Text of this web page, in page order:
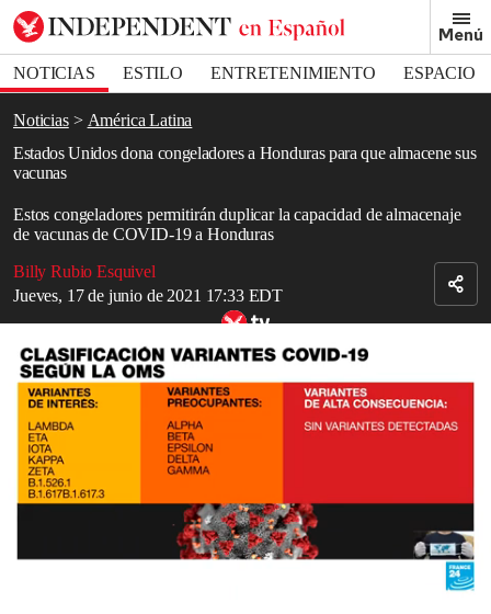
Menú
NOTICIAS ESTILO ENTRETENIMIENTO
ESPACIO
DEPORTES
Noticias
América Latina
Estados Unidos dona congeladores a Honduras para que almacene sus
vacunas
Estos congeladores permitirán duplicar la capacidad de almacenaje
de vacunas de COVID-19 a Honduras
Billy Rubio Esquivel
Jueves, 17 de junio de 2021 17:33 EDT
Bookmark popover
Removed from bookmarks
Close popover
del COVID-19
A más de una semana de que Kamala Harris
comprometiera a
ayudara Centroamérica,Estados Unidos
donó cinco congeladores
Honduras
, lo que permitirá ampliar su capacidad de
almacenamiento de las vacunas de
La presidencia de Honduras dio a conocer que con la llegada de
estos congeladores se podrán almacenar hasta dos millones de
dosis de la inoculación, lo que permite al país resguardar y